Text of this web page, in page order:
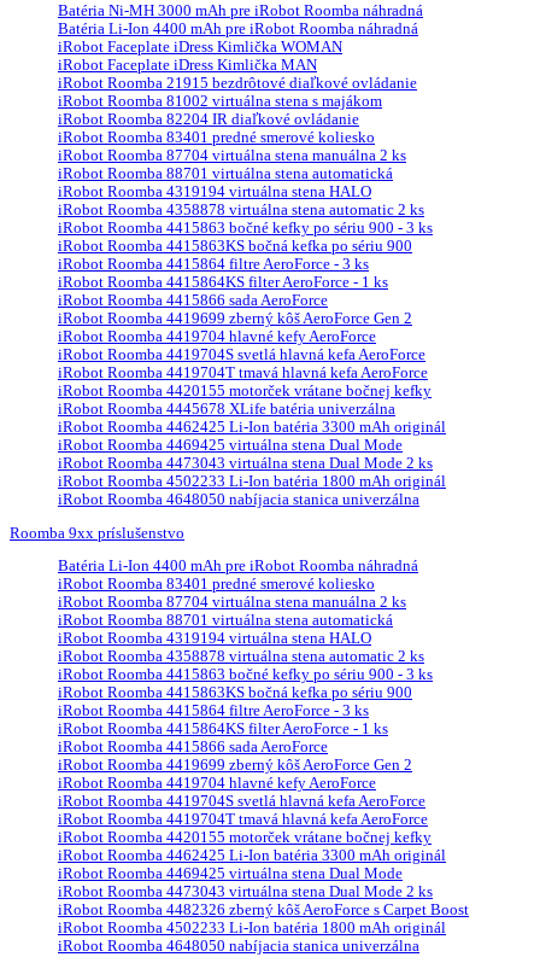
Batéria Ni-MH 3000 mAh pre iRobot Roomba náhradná
Batéria Li-Ion 4400 mAh pre iRobot Roomba náhradná
iRobot Faceplate iDress Kimlička WOMAN
iRobot Faceplate iDress Kimlička MAN
iRobot Roomba 21915 bezdrôtové diaľkové ovládanie
iRobot Roomba 81002 virtuálna stena s majákom
iRobot Roomba 82204 IR diaľkové ovládanie
iRobot Roomba 83401 predné smerové koliesko
iRobot Roomba 87704 virtuálna stena manuálna 2 ks
iRobot Roomba 88701 virtuálna stena automatická
iRobot Roomba 4319194 virtuálna stena HALO
iRobot Roomba 4358878 virtuálna stena automatic 2 ks
iRobot Roomba 4415863 bočné kefky po sériu 900 - 3 ks
iRobot Roomba 4415863KS bočná kefka po sériu 900
iRobot Roomba 4415864 filtre AeroForce - 3 ks
iRobot Roomba 4415864KS filter AeroForce - 1 ks
iRobot Roomba 4415866 sada AeroForce
iRobot Roomba 4419699 zberný kôš AeroForce Gen 2
iRobot Roomba 4419704 hlavné kefy AeroForce
iRobot Roomba 4419704S svetlá hlavná kefa AeroForce
iRobot Roomba 4419704T tmavá hlavná kefa AeroForce
iRobot Roomba 4420155 motorček vrátane bočnej kefky
iRobot Roomba 4445678 XLife batéria univerzálna
iRobot Roomba 4462425 Li-Ion batéria 3300 mAh originál
iRobot Roomba 4469425 virtuálna stena Dual Mode
iRobot Roomba 4473043 virtuálna stena Dual Mode 2 ks
iRobot Roomba 4502233 Li-Ion batéria 1800 mAh originál
iRobot Roomba 4648050 nabíjacia stanica univerzálna
Roomba 9xx príslušenstvo
Batéria Li-Ion 4400 mAh pre iRobot Roomba náhradná
iRobot Roomba 83401 predné smerové koliesko
iRobot Roomba 87704 virtuálna stena manuálna 2 ks
iRobot Roomba 88701 virtuálna stena automatická
iRobot Roomba 4319194 virtuálna stena HALO
iRobot Roomba 4358878 virtuálna stena automatic 2 ks
iRobot Roomba 4415863 bočné kefky po sériu 900 - 3 ks
iRobot Roomba 4415863KS bočná kefka po sériu 900
iRobot Roomba 4415864 filtre AeroForce - 3 ks
iRobot Roomba 4415864KS filter AeroForce - 1 ks
iRobot Roomba 4415866 sada AeroForce
iRobot Roomba 4419699 zberný kôš AeroForce Gen 2
iRobot Roomba 4419704 hlavné kefy AeroForce
iRobot Roomba 4419704S svetlá hlavná kefa AeroForce
iRobot Roomba 4419704T tmavá hlavná kefa AeroForce
iRobot Roomba 4420155 motorček vrátane bočnej kefky
iRobot Roomba 4462425 Li-Ion batéria 3300 mAh originál
iRobot Roomba 4469425 virtuálna stena Dual Mode
iRobot Roomba 4473043 virtuálna stena Dual Mode 2 ks
iRobot Roomba 4482326 zberný kôš AeroForce s Carpet Boost
iRobot Roomba 4502233 Li-Ion batéria 1800 mAh originál
iRobot Roomba 4648050 nabíjacia stanica univerzálna